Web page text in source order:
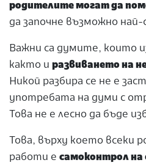
родителите могат да
да започне възможно най-
Важни са думите, които
както и развиването на
Никой разбира се не е
употребата на думи с
Това не е лесно да бъде
Това, върху което всеки
работи е самоконтрол на